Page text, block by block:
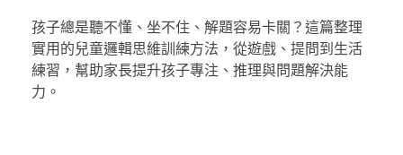
孩子總是聽不懂、坐不住、解題容易卡關？這篇整理
實用的兒童邏輯思維訓練方法，從遊戲、提問到生活
練習，幫助家長提升孩子專注、推理與問題解決能
力。